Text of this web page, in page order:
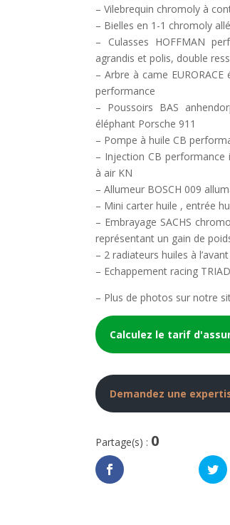
– Vilebrequin chromoly à
– Bielles en 1-1 chromoly
– Culasses HOFFMAN
agrandis et polis, double
– Arbre à came
performance
– Poussoirs BAS
éléphant Porsche 911
– Pompe à huile CB
– Injection CB performance
à air KN
– Allumeur BOSCH 009
– Mini carter huile , entrée
– Embrayage SACHS
représentant un gain de
– 2 radiateurs huiles à
– Echappement racing TRIAD
– Plus de photos sur notre
Calculez le tarif
Demandez une
Partage(s) : 0